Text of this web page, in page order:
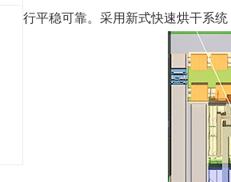
行平稳可靠。采用新式快速烘干系